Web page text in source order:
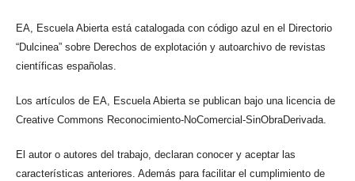
EA, Escuela Abierta está catalogada con código azul en el Directorio
“Dulcinea” sobre Derechos de explotación y autoarchivo de revistas
científicas españolas.
Los artículos de EA, Escuela Abierta se publican bajo una licencia de
Creative Commons Reconocimiento-NoComercial-SinObraDerivada.
El autor o autores del trabajo, declaran conocer y aceptar las
características anteriores. Además para facilitar el cumplimiento de